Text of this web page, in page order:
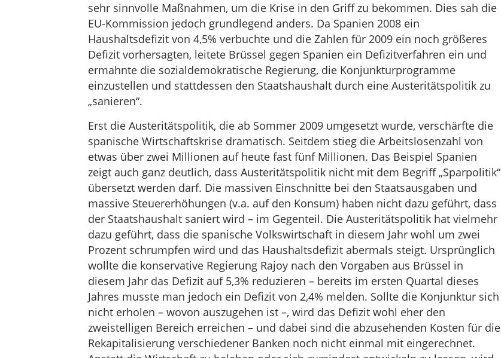
sehr sinnvolle Maßnahmen, um die Krise in den Griff zu bekommen. Dies sah die
EU-Kommission jedoch grundlegend anders. Da Spanien 2008 ein
Haushaltsdefizit von 4,5% verbuchte und die Zahlen für 2009 ein noch größeres
Defizit vorhersagten, leitete Brüssel gegen Spanien ein Defizitverfahren ein und
ermahnte die sozialdemokratische Regierung, die Konjunkturprogramme
einzustellen und stattdessen den Staatshaushalt durch eine Austeritätspolitik zu
„sanieren“.
Erst die Austeritätspolitik, die ab Sommer 2009 umgesetzt wurde, verschärfte die
spanische Wirtschaftskrise dramatisch. Seitdem stieg die Arbeitslosenzahl von
etwas über zwei Millionen auf heute fast fünf Millionen. Das Beispiel Spanien
zeigt auch ganz deutlich, dass Austeritätspolitik nicht mit dem Begriff „Sparpolitik“
übersetzt werden darf. Die massiven Einschnitte bei den Staatsausgaben und
massive Steuererhöhungen (v.a. auf den Konsum) haben nicht dazu geführt, dass
der Staatshaushalt saniert wird – im Gegenteil. Die Austeritätspolitik hat vielmehr
dazu geführt, dass die spanische Volkswirtschaft in diesem Jahr wohl um zwei
Prozent schrumpfen wird und das Haushaltsdefizit abermals steigt. Ursprünglich
wollte die konservative Regierung Rajoy nach den Vorgaben aus Brüssel in
diesem Jahr das Defizit auf 5,3% reduzieren – bereits im ersten Quartal dieses
Jahres musste man jedoch ein Defizit von 2,4% melden. Sollte die Konjunktur sich
nicht erholen – wovon auszugehen ist –, wird das Defizit wohl eher den
zweistelligen Bereich erreichen – und dabei sind die abzusehenden Kosten für die
Rekapitalisierung verschiedener Banken noch nicht einmal mit eingerechnet.